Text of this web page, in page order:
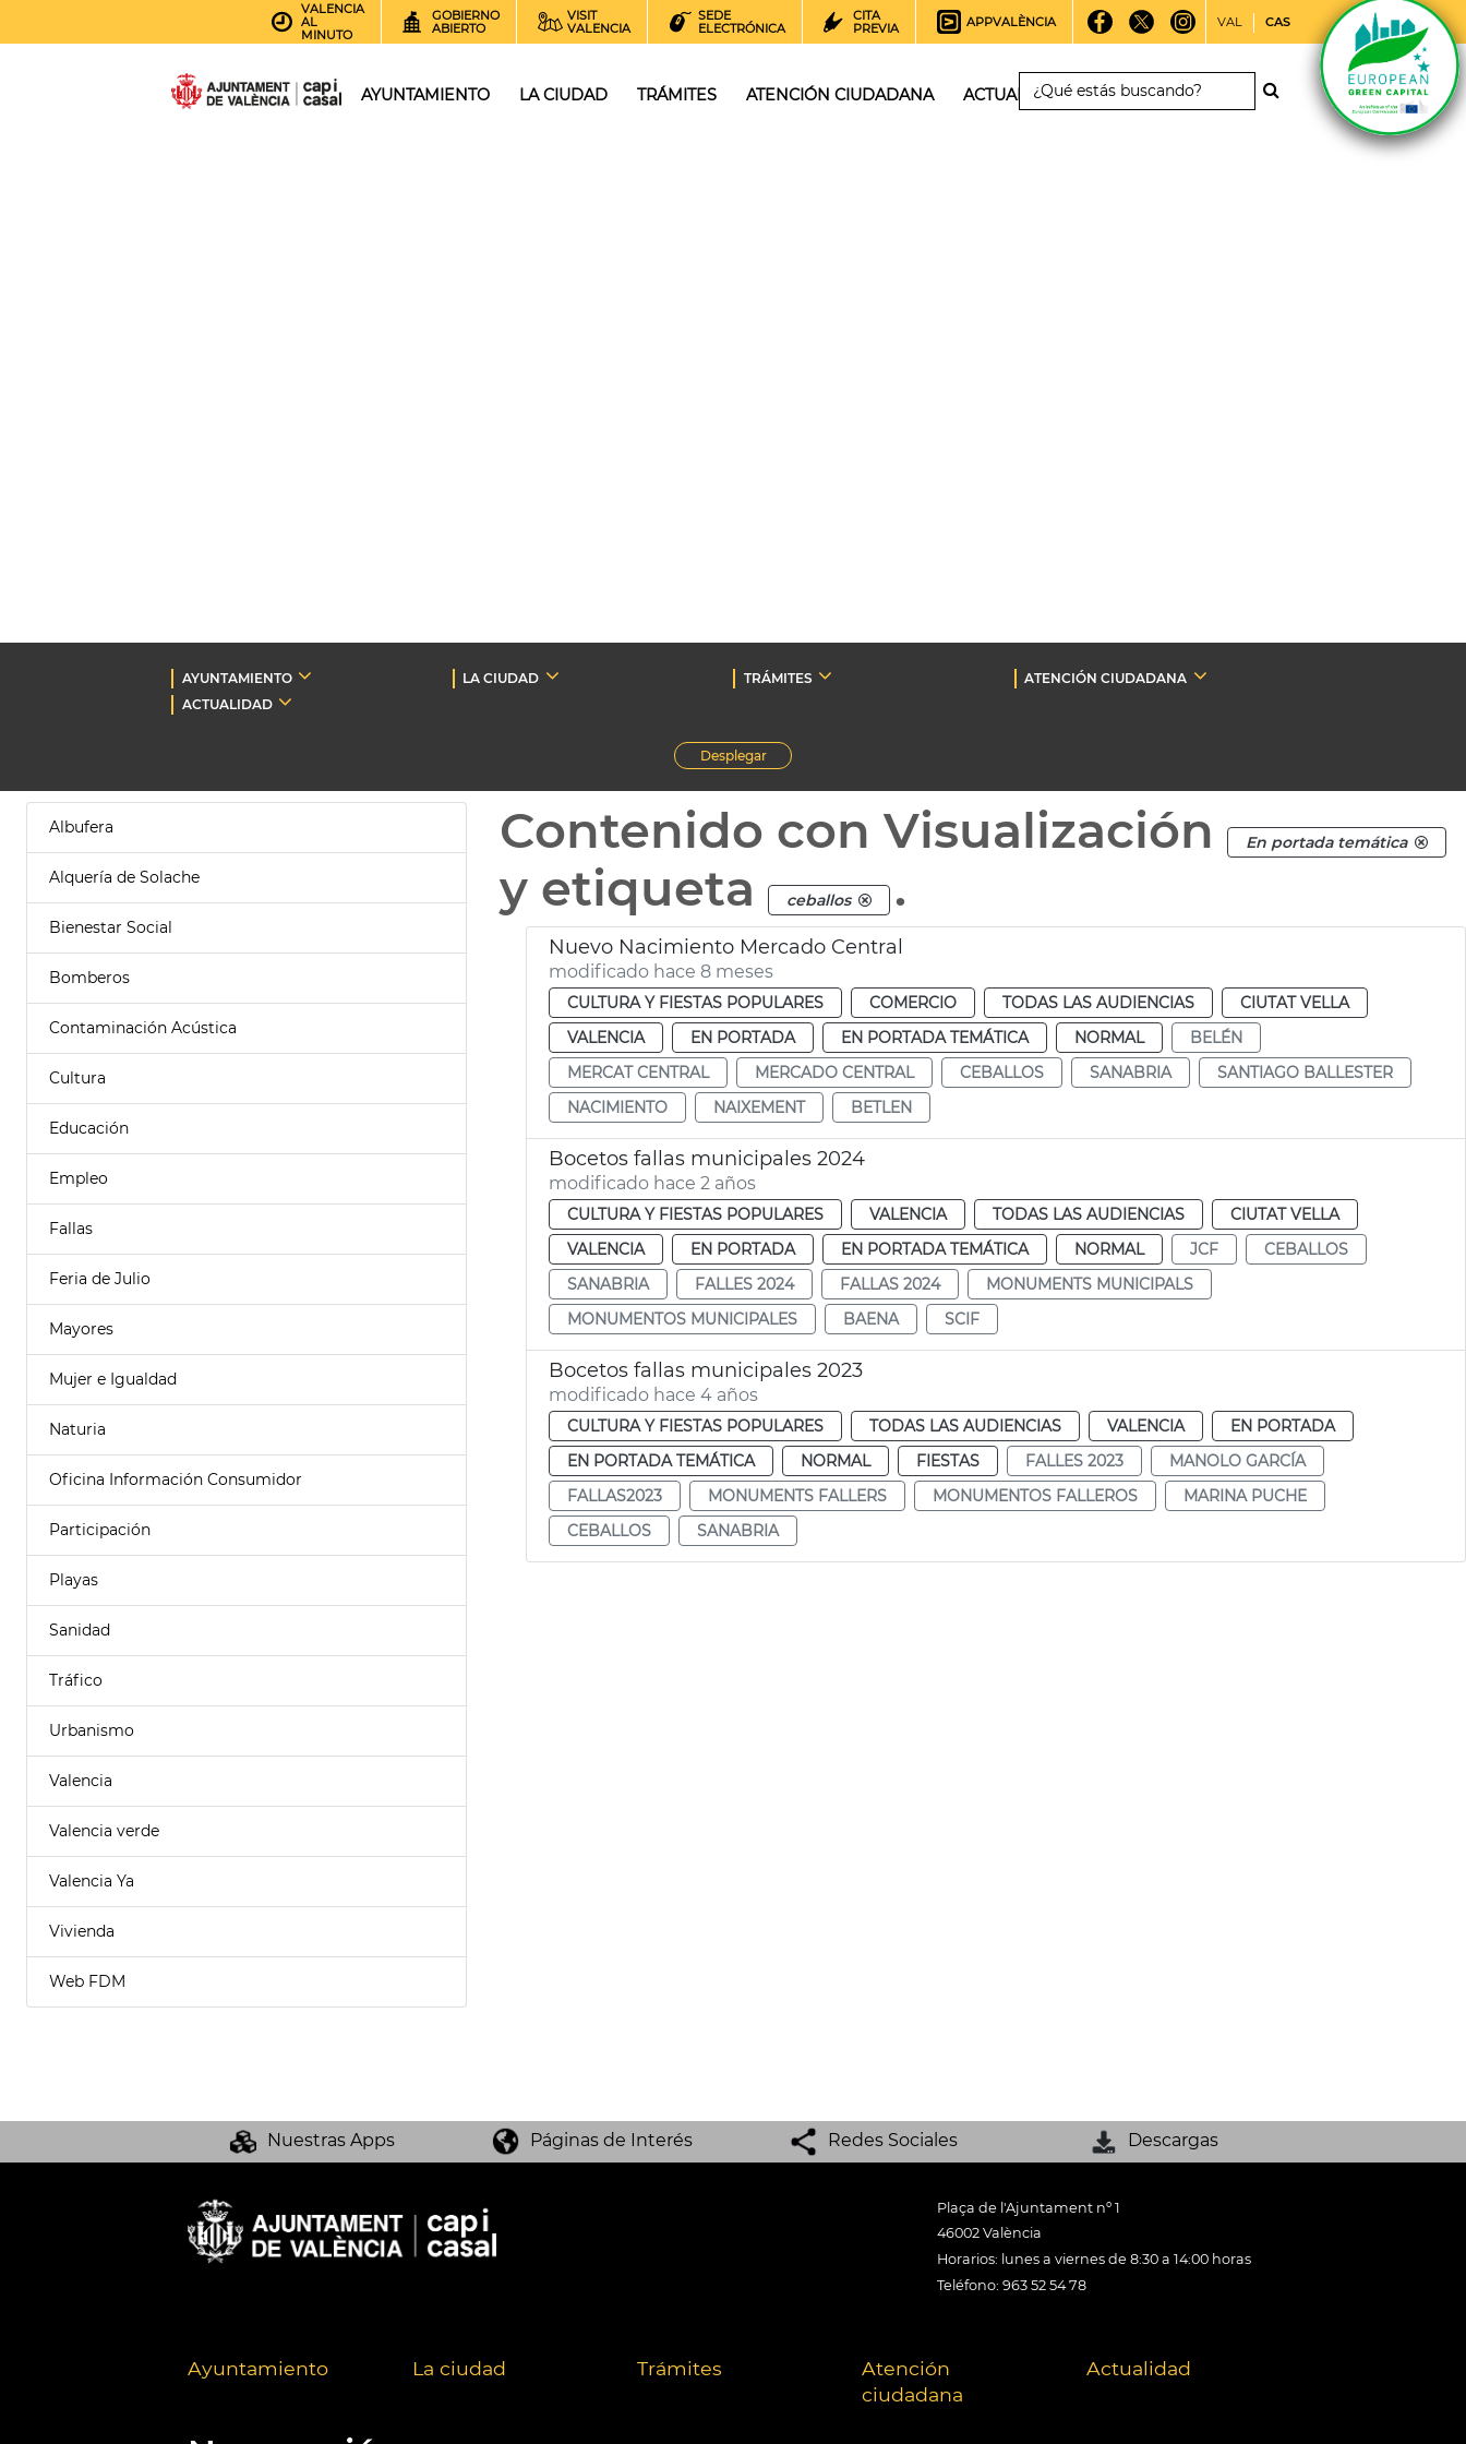
VALENCIA
AL
MINUTO
GOBIERNO
ABIERTO
VISIT
VALENCIA
SEDE
ELECTRÓNICA
CITA
PREVIA
APPVALÈNCIA VAL CAS
AYUNTAMIENTO LA CIUDAD TRÁMITES ATENCIÓN CIUDADANA ACTUALIDAD
AYUNTAMIENTO LA CIUDAD TRÁMITES
ATENCIÓN CIUDADANA
ACTUALIDAD
Desplegar
Albufera
Alquería de Solache
Bienestar Social
Bomberos
Contaminación Acústica
Cultura
Educación
Empleo
Fallas
Feria de Julio
Mayores
Mujer e Igualdad
Naturia
Oficina Información Consumidor
Participación
Playas
Sanidad
Tráfico
Urbanismo
Valencia
Valencia verde
Valencia Ya
Vivienda
Web FDM
Contenido con Visualización En portada temática
y etiqueta ceballos .
Nuevo Nacimiento Mercado Central
modificado hace 8 meses
CULTURA Y FIESTAS POPULARES COMERCIO TODAS LAS AUDIENCIAS
CIUTAT VELLA
VALENCIA
EN PORTADA EN PORTADA TEMÁTICA NORMAL
BELÉN
MERCAT CENTRAL
MERCADO CENTRAL CEBALLOS SANABRIA
SANTIAGO BALLESTER
NACIMIENTO
NAIXEMENT BETLEN
Bocetos fallas municipales 2024
modificado hace 2 años
CULTURA Y FIESTAS POPULARES VALENCIA TODAS LAS AUDIENCIAS
CIUTAT VELLA
VALENCIA
EN PORTADA EN PORTADA TEMÁTICA NORMAL JCF
CEBALLOS
SANABRIA
FALLES 2024 FALLAS 2024
MONUMENTS MUNICIPALS
MONUMENTOS MUNICIPALES
BAENA SCIF
Bocetos fallas municipales 2023
modificado hace 4 años
CULTURA Y FIESTAS POPULARES TODAS LAS AUDIENCIAS VALENCIA
EN PORTADA
EN PORTADA TEMÁTICA
NORMAL FIESTAS FALLES 2023
MANOLO GARCÍA
FALLAS2023
MONUMENTS FALLERS MONUMENTOS FALLEROS
MARINA PUCHE
CEBALLOS
SANABRIA
Nuestras Apps Páginas de Interés Redes Sociales Descargas
Plaça de l'Ajuntament nº 1
46002 València
Horarios: lunes a viernes de 8:30 a 14:00 horas
Teléfono: 963 52 54 78
Ayuntamiento La ciudad Trámites
Atención
ciudadana
Actualidad